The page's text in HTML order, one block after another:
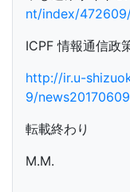
nt/index/
ICPF 情報通信政
http://ir.u-
9/
転載終わり
M.M.